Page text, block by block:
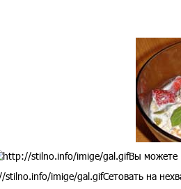
Вы можете
Сетовать на